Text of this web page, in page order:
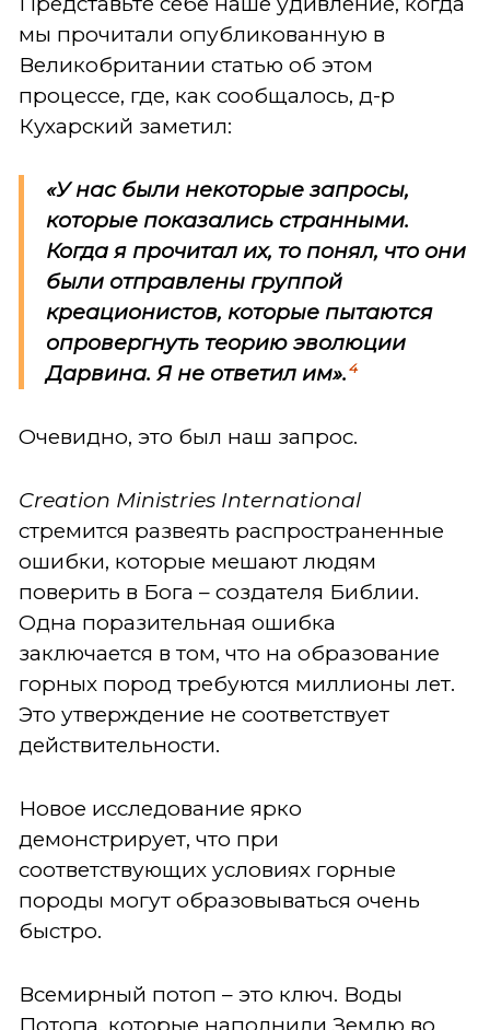
мы прочитали опубликованную в
Великобритании статью об этом
процессе, где, как сообщалось, д-р
Кухарский заметил:
«У нас были некоторые запросы,
которые показались странными.
Когда я прочитал их, то понял, что они
были отправлены группой
креационистов, которые пытаются
опровергнуть теорию эволюции
Дарвина. Я не ответил им». 4
Очевидно, это был наш запрос.
Creation Ministries International
стремится развеять распространенные
ошибки, которые мешают людям
поверить в Бога – создателя Библии.
Одна поразительная ошибка
заключается в том, что на образование
горных пород требуются миллионы лет.
Это утверждение не соответствует
действительности.
Новое исследование ярко
демонстрирует, что при
соответствующих условиях горные
породы могут образовываться очень
быстро.
Всемирный потоп – это ключ. Воды